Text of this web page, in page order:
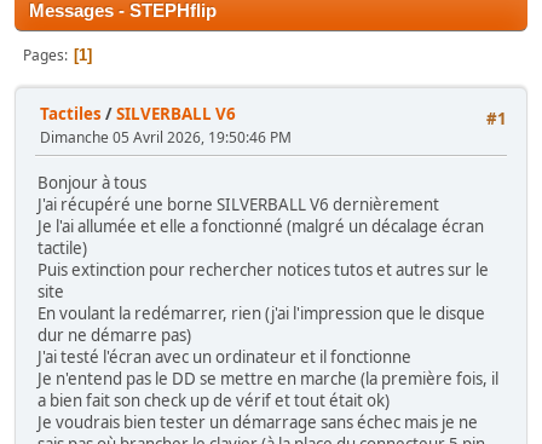
Messages - STEPHflip
Pages 1
#1
Tactiles /SILVERBALL V6
Dimanche 05 Avril 2026, 19:50:46 PM
Bonjour à tous
J'ai récupéré une borne SILVERBALL V6 dernièrement
Je l'ai allumée et elle a fonctionné (malgré un décalage écran
tactile)
Puis extinction pour rechercher notices tutos et autres sur le
site
En voulant la redémarrer, rien (j'ai l'impression que le disque
dur ne démarre pas)
J'ai testé l'écran avec un ordinateur et il fonctionne
Je n'entend pas le DD se mettre en marche (la première fois, il
a bien fait son check up de vérif et tout était ok)
Je voudrais bien tester un démarrage sans échec mais je ne